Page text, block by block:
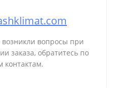
возникли вопросы при
заказа, обратитесь по
контактам.